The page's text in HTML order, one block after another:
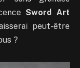
Sword Art
peut-être
?